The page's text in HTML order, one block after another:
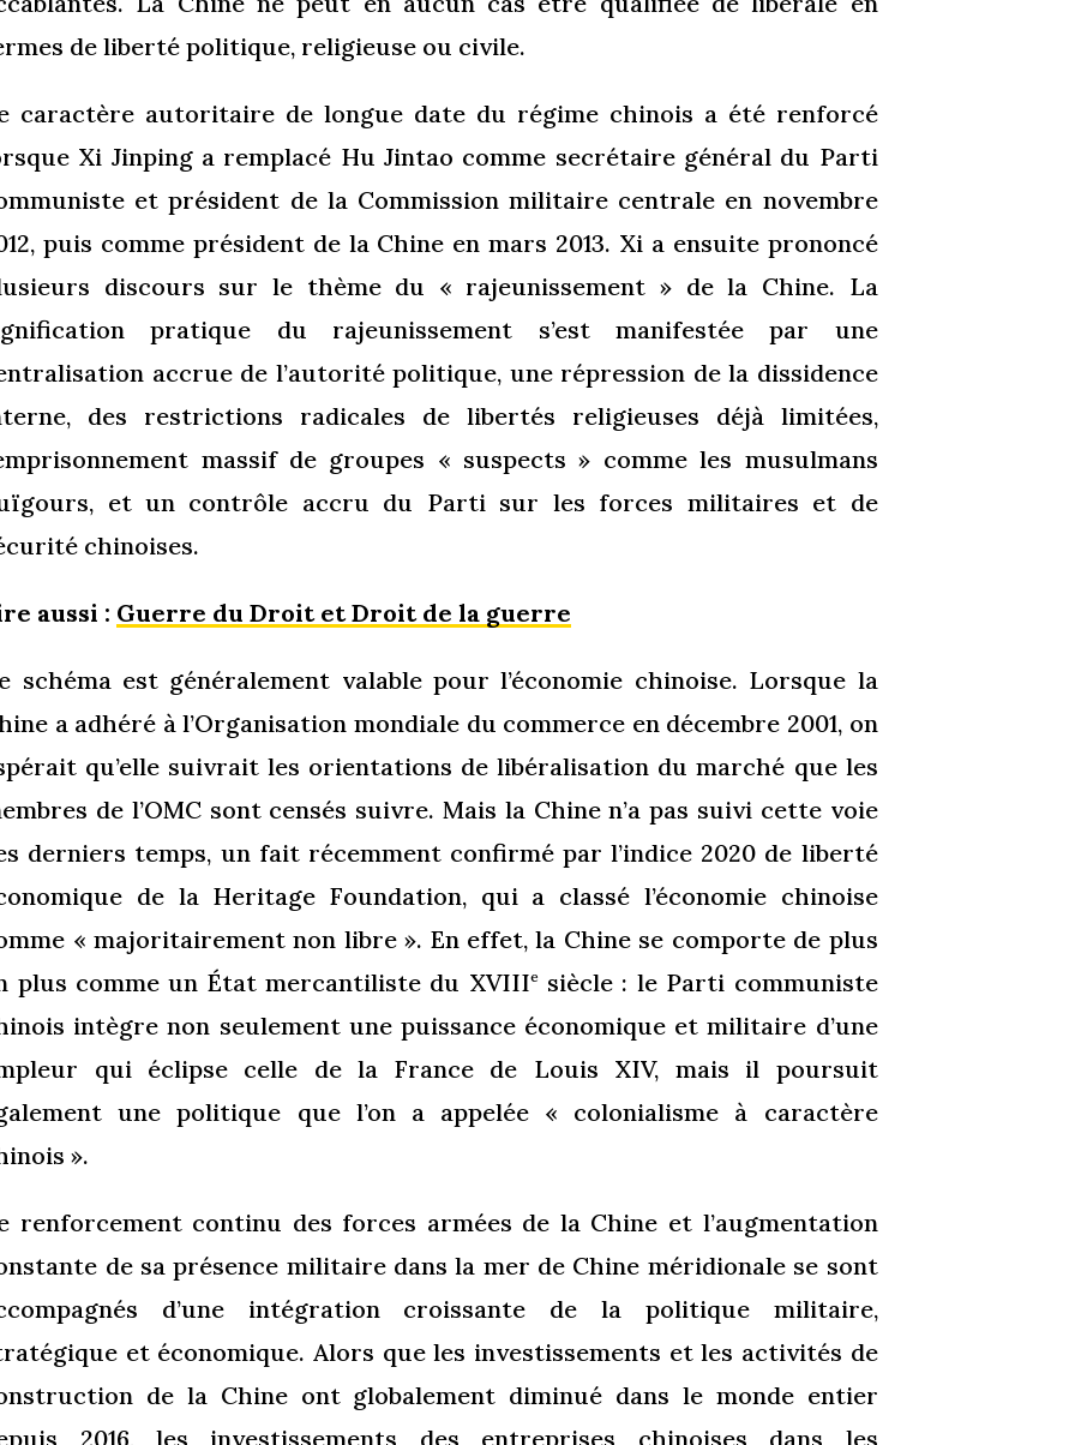
de liberté politique, religieuse ou civile.
caractère autoritaire de longue date du régime chinois a été renforcé
Xi Jinping a remplacé Hu Jintao comme secrétaire général du Parti
et président de la Commission militaire centrale en novembre
puis comme président de la Chine en mars 2013. Xi a ensuite prononcé
discours sur le thème du « rajeunissement » de la Chine. La
pratique du rajeunissement s’est manifestée par une
accrue de l’autorité politique, une répression de la dissidence
des restrictions radicales de libertés religieuses déjà limitées,
massif de groupes « suspects » comme les musulmans
et un contrôle accru du Parti sur les forces militaires et de
chinoises.
aussi : Guerre du Droit et Droit de la guerre
schéma est généralement valable pour l’économie chinoise. Lorsque la
a adhéré à l’Organisation mondiale du commerce en décembre 2001, on
qu’elle suivrait les orientations de libéralisation du marché que les
de l’OMC sont censés suivre. Mais la Chine n’a pas suivi cette voie
derniers temps, un fait récemment confirmé par l’indice 2020 de liberté
de la Heritage Foundation, qui a classé l’économie chinoise
« majoritairement non libre ». En effet, la Chine se comporte de plus
plus comme un État mercantiliste du XVIIIesiècle : le Parti communiste
intègre non seulement une puissance économique et militaire d’une
qui éclipse celle de la France de Louis XIV, mais il poursuit
une politique que l’on a appelée « colonialisme à caractère
».
renforcement continu des forces armées de la Chine et l’augmentation
de sa présence militaire dans la mer de Chine méridionale se sont
d’une intégration croissante de la politique militaire,
et économique. Alors que les investissements et les activités de
de la Chine ont globalement diminué dans le monde entier
2016, les investissements des entreprises chinoises dans les